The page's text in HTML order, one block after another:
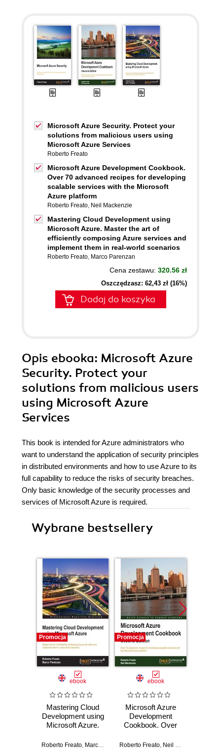
Microsoft Azure Security. Protect your
solutions from malicious users using
Microsoft Azure Services
Roberto Freato
Microsoft Azure Development Cookbook.
Over 70 advanced recipes for developing
scalable services with the Microsoft
Azure platform
Roberto Freato, Neil Mackenzie
Mastering Cloud Development using
Microsoft Azure. Master the art of
efficiently composing Azure services and
implement them in real-world scenarios
Roberto Freato, Marco Parenzan
Cena zestawu: 320.56 zł
Oszczędzasz: 62,43 zł (16%)
Dodaj do koszyka
Opis ebooka: Microsoft Azure
Security. Protect your
solutions from malicious users
using Microsoft Azure
Services
This book is intended for Azure administrators who
want to understand the application of security principles
in distributed environments and how to use Azure to its
full capability to reduce the risks of security breaches.
Only basic knowledge of the security processes and
services of Microsoft Azure is required.
Wybrane bestsellery
Promocja
ebook
Mastering Cloud
Development using
Microsoft Azure.
efficiently
Roberto Freato, Marco Parenzan
Promocja
ebook
Microsoft Azure
Development
Cookbook. Over
recipes for
Roberto Freato, Neil Mackenzie